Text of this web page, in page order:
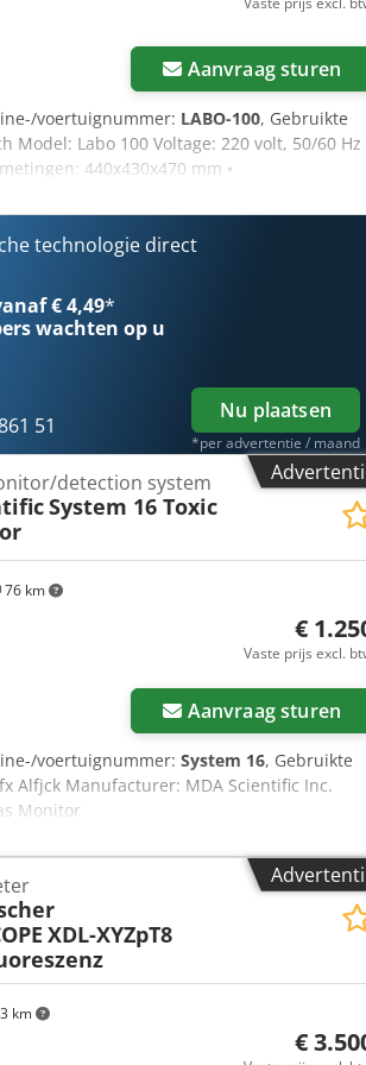
Aanvraag sturen
voertuignummer: LABO-100, Gebruikte
Labo 100 Voltage: 220 volt, 50/60 Hz
440x430x470 mm •
technologie direct
€ 4,49*
wachten op u
51
Nu plaatsen
*per advertentie / maand
76 km
detection system
System 16 Toxic
€
Vaste prijs excl.
Aanvraag sturen
voertuignummer: System 16, Gebruikte
Alfjck Manufacturer: MDA Scientific Inc.
Monitor
km
XDL-XYZpT8
€